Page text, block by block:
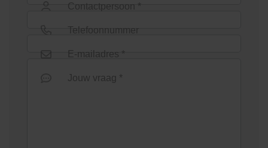
Contactpersoon *
Telefoonnummer
E-mailadres *
Jouw vraag *